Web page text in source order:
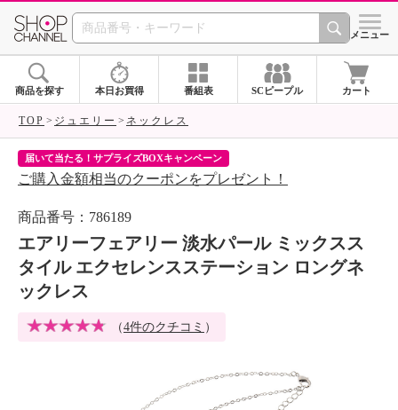
SHOP CHANNEL シメニュー
商品を探す 本日お買得 番組表 SCピープル カート
TOP ジュエリー ネックレス
届いて当たる！サプライズBOXキャンペーン
ご購入金額相当のクーポンをプレゼント！
商品番号：786189
エアリーフェアリー 淡水パール ミックスス
タイル エクセレンスステーション ロングネ
ックレス
（4件のクチコミ ）